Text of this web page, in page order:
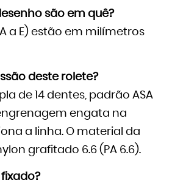
são em quê?
a E) estão em milímetros
deste rolete?
de 14 dentes, padrão ASA
engrenagem engata na
a linha. O material da
grafitado 6.6 (PA 6.6).